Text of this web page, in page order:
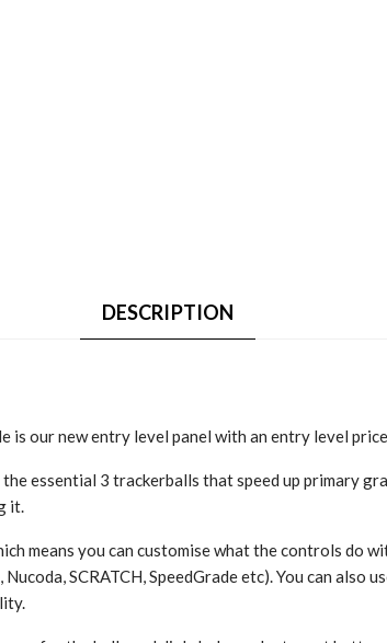
DESCRIPTION
is our new entry level panel with an entry level
essential 3 trackerballs that speed up primary
it.
means you can customise what the controls do
SCRATCH, SpeedGrade etc). You can also